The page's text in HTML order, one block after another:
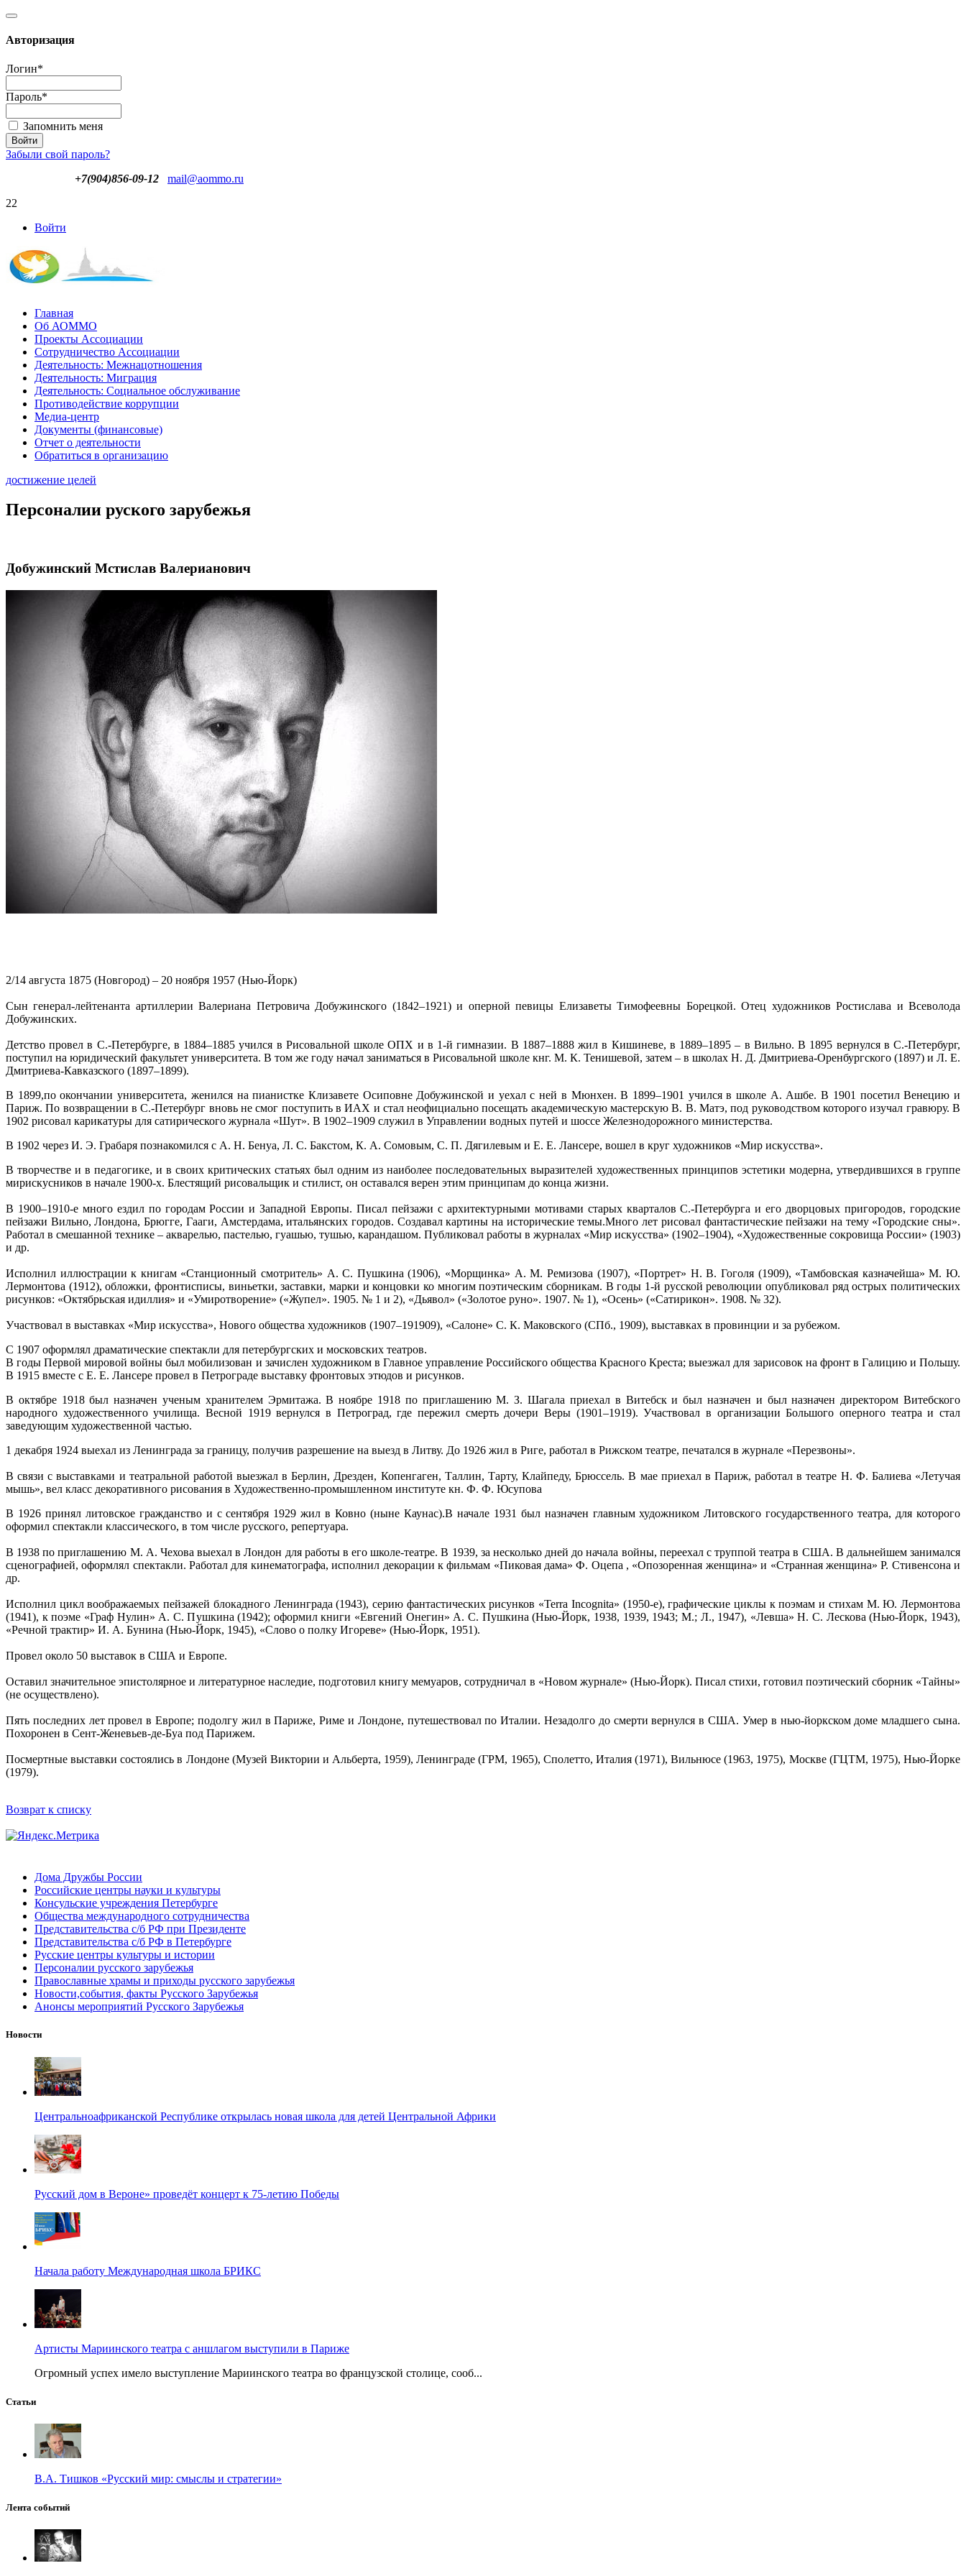
Авторизация
Логин*
Пароль*
Запомнить меня
Забыли свой пароль?
+7(904)856-09-12
mail@aommo.ru
22
Войти
Главная
Об АОММО
Проекты Ассоциации
Сотрудничество Ассоциации
Деятельность: Межнацотношения
Деятельность: Миграция
Деятельность: Социальное обслуживание
Противодействие коррупции
Медиа-центр
Документы (финансовые)
Отчет о деятельности
Обратиться в организацию
достижение целей
Персоналии руского зарубежья
Добужинский Мстислав Валерианович
2/14 августа 1875 (Новгород) – 20 ноября 1957 (Нью-Йорк)
Сын генерал-лейтенанта артиллерии Валериана Петровича Добужинского (1842–1921) и оперной певицы Елизаветы Тимофеевны Борецкой. Отец художников Ростислава и Всеволода
Добужинских.
Детство провел в С.-Петербурге, в 1884–1885 учился в Рисовальной школе ОПХ и в 1-й гимназии. В 1887–1888 жил в Кишиневе, в 1889–1895 – в Вильно. В 1895 вернулся в С.-Петербург,
поступил на юридический факультет университета. В том же году начал заниматься в Рисовальной школе кнг. М. К. Тенишевой, затем – в школах Н. Д. Дмитриева-Оренбургского (1897) и Л. Е.
Дмитриева-Кавказского (1897–1899).
В 1899,по окончании университета, женился на пианистке Клизавете Осиповне Добужинской и уехал с ней в Мюнхен. В 1899–1901 учился в школе А. Ашбе. В 1901 посетил Венецию и
Париж. По возвращении в С.-Петербург вновь не смог поступить в ИАХ и стал неофициально посещать академическую мастерскую В. В. Матэ, под руководством которого изучал гравюру. В
1902 рисовал карикатуры для сатирического журнала «Шут». В 1902–1909 служил в Управлении водных путей и шоссе Железнодорожного министерства.
В 1902 через И. Э. Грабаря познакомился с А. Н. Бенуа, Л. С. Бакстом, К. А. Сомовым, С. П. Дягилевым и Е. Е. Лансере, вошел в круг художников «Мир искусства».
В творчестве и в педагогике, и в своих критических статьях был одним из наиболее последовательных выразителей художественных принципов эстетики модерна, утвердившихся в группе
мирискусников в начале 1900-х. Блестящий рисовальщик и стилист, он оставался верен этим принципам до конца жизни.
В 1900–1910-е много ездил по городам России и Западной Европы. Писал пейзажи с архитектурными мотивами старых кварталов С.-Петербурга и его дворцовых пригородов, городские
пейзажи Вильно, Лондона, Брюгге, Гааги, Амстердама, итальянских городов. Создавал картины на исторические темы.Много лет рисовал фантастические пейзажи на тему «Городские сны».
Работал в смешанной технике – акварелью, пастелью, гуашью, тушью, карандашом. Публиковал работы в журналах «Мир искусства» (1902–1904), «Художественные сокровища России» (1903)
и др.
Исполнил иллюстрации к книгам «Станционный смотритель» А. С. Пушкина (1906), «Морщинка» А. М. Ремизова (1907), «Портрет» Н. В. Гоголя (1909), «Тамбовская казначейша» М. Ю.
Лермонтова (1912), обложки, фронтисписы, виньетки, заставки, марки и концовки ко многим поэтическим сборникам. В годы 1-й русской революции опубликовал ряд острых политических
рисунков: «Октябрьская идиллия» и «Умиротворение» («Жупел». 1905. № 1 и 2), «Дьявол» («Золотое руно». 1907. № 1), «Осень» («Сатирикон». 1908. № 32).
Участвовал в выставках «Мир искусства», Нового общества художников (1907–191909), «Салоне» С. К. Маковского (СПб., 1909), выставках в провинции и за рубежом.
С 1907 оформлял драматические спектакли для петербургских и московских театров.
В годы Первой мировой войны был мобилизован и зачислен художником в Главное управление Российского общества Красного Креста; выезжал для зарисовок на фронт в Галицию и Польшу.
В 1915 вместе с Е. Е. Лансере провел в Петрограде выставку фронтовых этюдов и рисунков.
В октябре 1918 был назначен ученым хранителем Эрмитажа. В ноябре 1918 по приглашению М. З. Шагала приехал в Витебск и был назначен и был назначен директором Витебского
народного художественного училища. Весной 1919 вернулся в Петроград, где пережил смерть дочери Веры (1901–1919). Участвовал в организации Большого оперного театра и стал
заведующим художественной частью.
1 декабря 1924 выехал из Ленинграда за границу, получив разрешение на выезд в Литву. До 1926 жил в Риге, работал в Рижском театре, печатался в журнале «Перезвоны».
В связи с выставками и театральной работой выезжал в Берлин, Дрезден, Копенгаген, Таллин, Тарту, Клайпеду, Брюссель. В мае приехал в Париж, работал в театре Н. Ф. Балиева «Летучая
мышь», вел класс декоративного рисования в Художественно-промышленном институте кн. Ф. Ф. Юсупова
В 1926 принял литовское гражданство и с сентября 1929 жил в Ковно (ныне Каунас).В начале 1931 был назначен главным художником Литовского государственного театра, для которого
оформил спектакли классического, в том числе русского, репертуара.
В 1938 по приглашению М. А. Чехова выехал в Лондон для работы в его школе-театре. В 1939, за несколько дней до начала войны, переехал с труппой театра в США. В дальнейшем занимался
сценографией, оформлял спектакли. Работал для кинематографа, исполнил декорации к фильмам «Пиковая дама» Ф. Оцепа , «Опозоренная женщина» и «Странная женщина» Р. Стивенсона и
др.
Исполнил цикл воображаемых пейзажей блокадного Ленинграда (1943), серию фантастических рисунков «Terra Incognita» (1950-е), графические циклы к поэмам и стихам М. Ю. Лермонтова
(1941), к поэме «Граф Нулин» А. С. Пушкина (1942); оформил книги «Евгений Онегин» А. С. Пушкина (Нью-Йорк, 1938, 1939, 1943; М.; Л., 1947), «Левша» Н. С. Лескова (Нью-Йорк, 1943),
«Речной трактир» И. А. Бунина (Нью-Йорк, 1945), «Слово о полку Игореве» (Нью-Йорк, 1951).
Провел около 50 выставок в США и Европе.
Оставил значительное эпистолярное и литературное наследие, подготовил книгу мемуаров, сотрудничал в «Новом журнале» (Нью-Йорк). Писал стихи, готовил поэтический сборник «Тайны»
(не осуществлено).
Пять последних лет провел в Европе; подолгу жил в Париже, Риме и Лондоне, путешествовал по Италии. Незадолго до смерти вернулся в США. Умер в нью-йоркском доме младшего сына.
Похоронен в Сент-Женевьев-де-Буа под Парижем.
Посмертные выставки состоялись в Лондоне (Музей Виктории и Альберта, 1959), Ленинграде (ГРМ, 1965), Сполетто, Италия (1971), Вильнюсе (1963, 1975), Москве (ГЦТМ, 1975), Нью-Йорке
(1979).
Возврат к списку
Дома Дружбы России
Российские центры науки и культуры
Консульские учреждения Петербурге
Общества международного сотрудничества
Представительства с/б РФ при Президенте
Представительства с/б РФ в Петербурге
Русские центры культуры и истории
Персоналии русского зарубежья
Православные храмы и приходы русского зарубежья
Новости,события, факты Русского Зарубежья
Анонсы мероприятий Русского Зарубежья
Новости
Центральноафриканской Республике открылась новая школа для детей Центральной Африки
Русский дом в Вероне» проведёт концерт к 75-летию Победы
Начала работу Международная школа БРИКС
Артисты Мариинского театра с аншлагом выступили в Париже
Огромный успех имело выступление Мариинского театра во французской столице, сооб...
Статьи
В.А. Тишков «Русский мир: смыслы и стратегии»
Лента событий